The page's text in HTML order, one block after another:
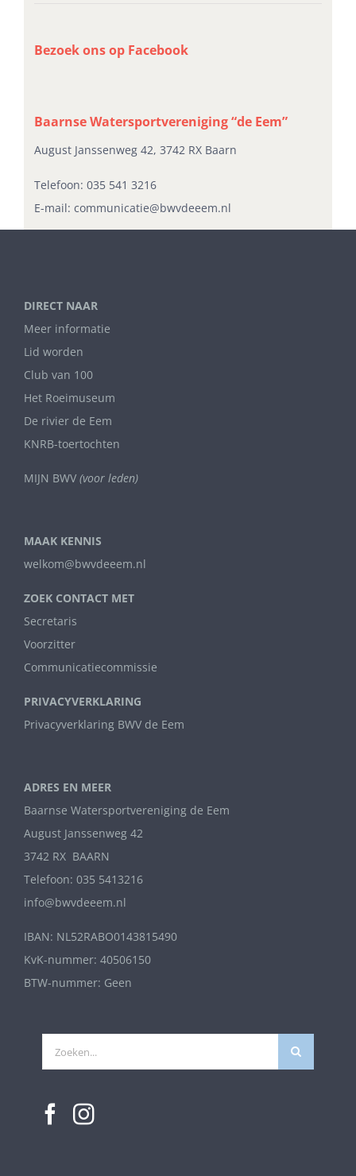
Bezoek ons op Facebook
Baarnse Watersportvereniging “de Eem”
August Janssenweg 42, 3742 RX Baarn
Telefoon:035 541 3216
E-mail:communicatie@bwvdeeem.nl
DIRECT NAAR
Meer informatie
Lid worden
Club van 100
Het Roeimuseum
De rivier de Eem
KNRB-toertochten
MIJN BWV (voor leden)
MAAK KENNIS
welkom@bwvdeeem.nl
ZOEK CONTACT MET
Secretaris
Voorzitter
Communicatiecommissie
PRIVACYVERKLARING
Privacyverklaring BWV de Eem
ADRES EN MEER
Baarnse Watersportvereniging de Eem
August Janssenweg 42
3742 RX BAARN
Telefoon: 035 5413216
info@bwvdeeem.nl
IBAN: NL52RABO0143815490
KvK-nummer: 40506150
BTW-nummer: Geen
Zoeken
naar: